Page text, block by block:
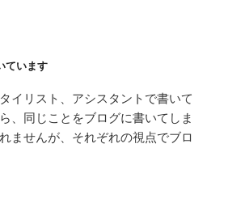
ています
イリスト、アシスタントで書いて
、同じことをブログに書いてしま
ませんが、それぞれの視点でブロ